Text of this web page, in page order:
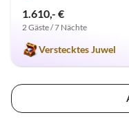
1.610,- €
2 Gäste / 7 Nächte
Verstecktes Juwel